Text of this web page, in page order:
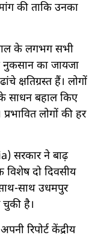
की ताकि उनका
के लगभग सभी
नुकसान का जायजा
क्षतिग्रस्त हैं। लोगों
साधन बहाल किए
लोगों की हर
सरकार ने बाढ़
विशेष दो दिवसीय
साथ उधमपुर
चुकी है।
रिपोर्ट केंद्रीय